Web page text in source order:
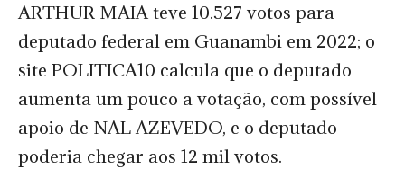
ARTHUR MAIA teve 10.527 votos para
deputado federal em Guanambi em 2022; o
site POLITICA10 calcula que o deputado
aumenta um pouco a votação, com possível
apoio de NAL AZEVEDO, e o deputado
poderia chegar aos 12 mil votos.